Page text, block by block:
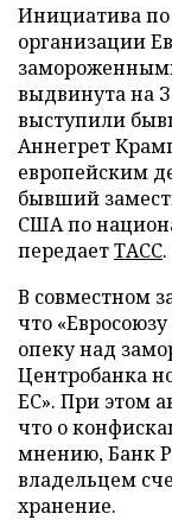
Инициатива
организации
выдвинута на
выступили
Аннегрет
европейским
бывший
США по
передаетТАСС.
В совместном
что
опеку над
Центробанка
ЕС». При этом
что о
мнению, Банк
владельцем
хранение.